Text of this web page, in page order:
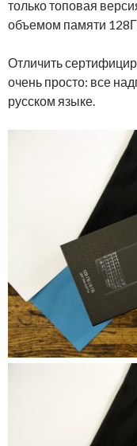
только топовая
объемом памяти
Отличить
очень просто: все
русском языке.